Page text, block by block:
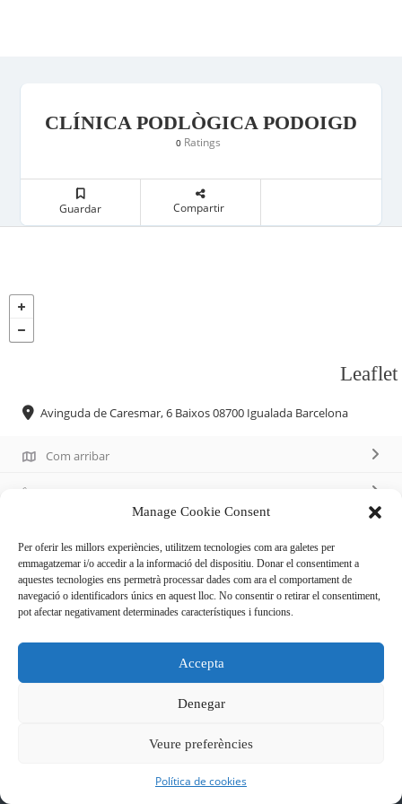
Manage Cookie Consent
Per oferir les millors experiències, utilitzem tecnologies com ara galetes per
emmagatzemar i/o accedir a la informació del dispositiu. Donar el consentiment a
aquestes tecnologies ens permetrà processar dades com ara el comportament de
navegació o identificadors únics en aquest lloc. No consentir o retirar el consentiment,
pot afectar negativament determinades característiques i funcions.
Accepta
Denegar
Veure preferències
Política de cookies
CLÍNICA PODLÒGICA PODOIGD
0 Ratings
Guardar Compartir
Leaflet
Avinguda de Caresmar, 6 Baixos 08700 Igualada Barcelona
Com arribar
Descripció
Clínica especialitzada en tractaments pedològics